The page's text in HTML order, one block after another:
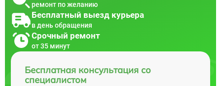
ремонт по желанию
Бесплатный выезд курьера
в день обращения
Срочный ремонт
от 35 минут
Бесплатная консультация со
специалистом